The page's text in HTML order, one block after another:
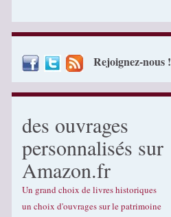
Rejoignez-nous !
des ouvrages
personnalisés sur
Amazon.fr
Un grand choix de livres historiques
un choix d'ouvrages sur le patrimoine